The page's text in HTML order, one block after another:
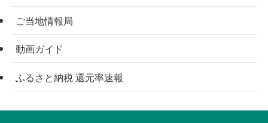
ご当地情報局
動画ガイド
ふるさと納税 還元率速報